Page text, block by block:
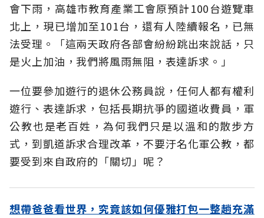
會下雨，高雄市教育產業工會原預計100台遊覽車
北上，現已增加至101台，還有人陸續報名，已無
法受理。「這兩天政府各部會紛紛跳出來說話，只
是火上加油，我們將風雨無阻，表達訴求。」
一位要參加遊行的退休公務員說，任何人都有權利
遊行、表達訴求，包括長期抗爭的國道收費員，軍
公教也是老百姓，為何我們只是以溫和的散步方
式，到凱道訴求合理改革，不要汙名化軍公教，都
要受到來自政府的「關切」呢？
想帶爸爸看世界，究竟該如何優雅打包一整趟充滿